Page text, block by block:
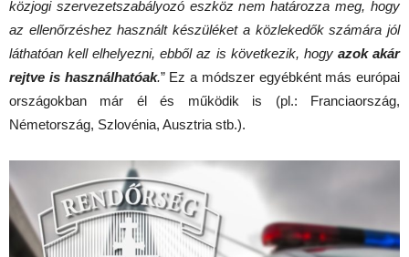
közjogi szervezetszabályozó eszköz nem határozza meg, hogy
az ellenőrzéshez használt készüléket a közlekedők számára jól
láthatóan kell elhelyezni, ebből az is következik, hogy azok akár
rejtve is használhatóak.” Ez a módszer egyébként más európai
országokban már él és működik is (pl.: Franciaország,
Németország, Szlovénia, Ausztria stb.).